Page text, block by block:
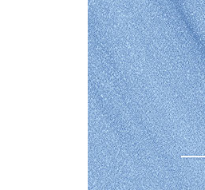
아무리 짓밟아도 꽃
아무리 짓밟아도 꽃
밥 딜런 I: 밥 딜런의
밥 딜런 II: 비트 제너
포크 리바이벌
베트남전쟁과 반문화
밥 딜런, 포크의 성벽
히피의 시작
히피의 절정: 휴먼 비-